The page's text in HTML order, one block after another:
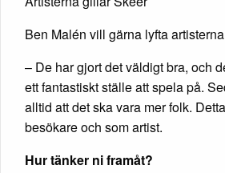
Ben Malén vill gärna lyfta
– De har gjort det väldigt bra, och
ett fantastiskt ställe att spela på.
alltid att det ska vara mer folk.
besökare och som artist.
Hur tänker ni framåt?